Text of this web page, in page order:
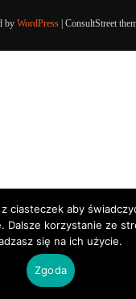
by WordPress ConsultStreet
ciasteczek aby
Dalsze korzystanie ze
się na ich użycie.
Zgoda